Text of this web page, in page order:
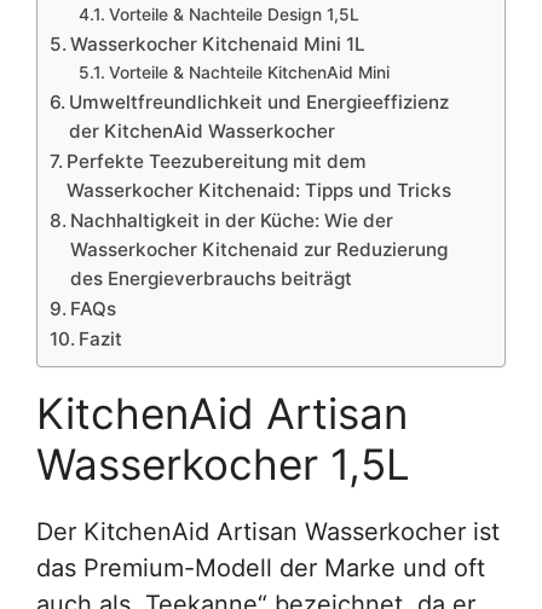
Vorteile & Nachteile Design 1,5L
Wasserkocher Kitchenaid Mini 1L
Vorteile & Nachteile KitchenAid Mini
Umweltfreundlichkeit und Energieeffizienz
der KitchenAid Wasserkocher
Perfekte Teezubereitung mit dem
Wasserkocher Kitchenaid: Tipps und Tricks
Nachhaltigkeit in der Küche: Wie der
Wasserkocher Kitchenaid zur Reduzierung
des Energieverbrauchs beiträgt
FAQs
Fazit
KitchenAid Artisan
Wasserkocher 1,5L
Der KitchenAid Artisan Wasserkocher ist
das Premium-Modell der Marke und oft